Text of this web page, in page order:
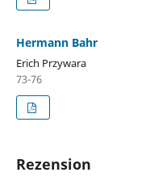
Hermann Bahr
Erich Przywara
73-76
Rezension